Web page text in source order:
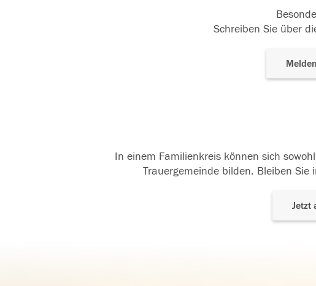
Schreiben Sie über
In einem Familienkreis können sich
Trauergemeinde bilden. Bleiben
Jetzt